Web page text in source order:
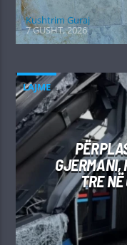
Kushtrim Guraj
7 GUSHT, 2026
LAJME
GJERMANI,
TRE